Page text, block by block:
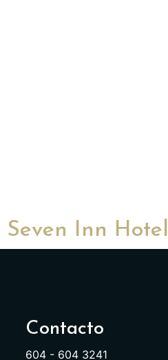
Inn Hotel
Contacto
604 - 604 3241